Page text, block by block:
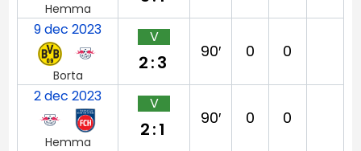
Hemma
9 dec 2023
Borta
V
2:3
90′ 0 0
2 dec 2023
Hemma
V
2:1
90′ 0 0